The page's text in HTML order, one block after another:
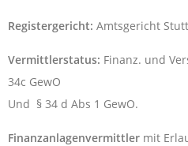
Registergericht: Amtsgericht
Vermittlerstatus: Finanz. und
34c GewO
Und § 34 d Abs 1 GewO.
Finanzanlagenvermittler mit